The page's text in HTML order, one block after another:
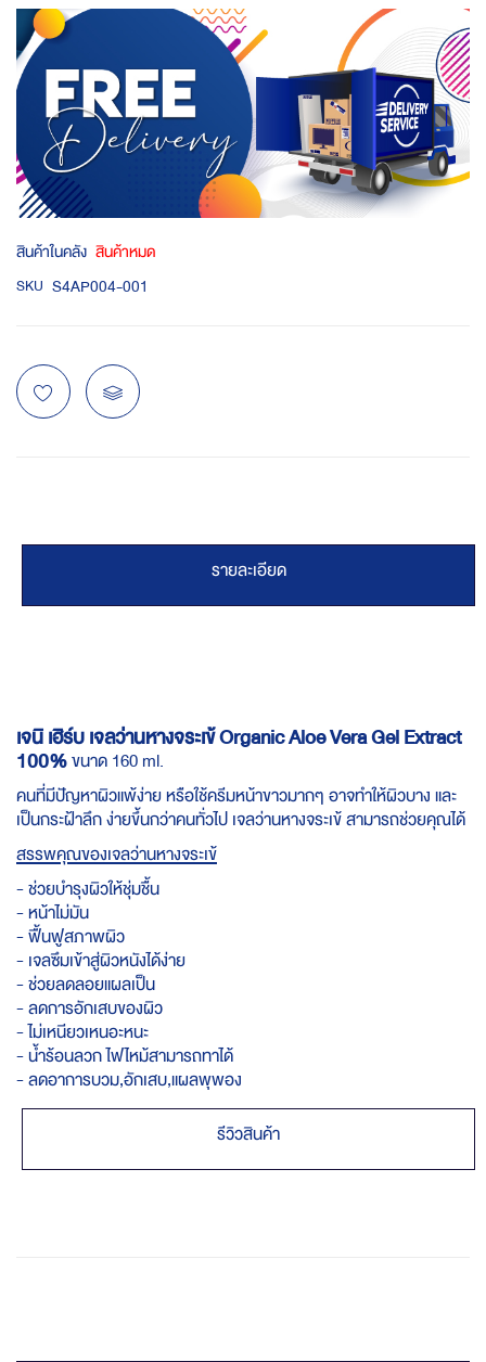
สินค้าในคลัง สินค้าหมด
SKU S4AP004-001
รายละเอียด
เจนิ เฮิร์บ เจลว่านหางจระเข้ Organic Aloe Vera Gel Extract
100%ขนาด 160 ml.
คนที่มีปัญหาผิวแพ้ง่าย หรือใช้ครีมหน้าขาวมากๆ อาจทำให้ผิวบาง และ
เป็นกระฝ้าลึก ง่ายขึ้นกว่าคนทั่วไป เจลว่านหางจระเข้ สามารถช่วยคุณได้
สรรพคุณของเจลว่านหางจระเข้
- ช่วยบำรุงผิวให้ชุ่มชื้น
- หน้าไม่มัน
- ฟื้นฟูสภาพผิว
- เจลซึมเข้าสู่ผิวหนังได้ง่าย
- ช่วยลดลอยแผลเป็น
- ลดการอักเสบของผิว
- ไม่เหนียวเหนอะหนะ
- น้ำร้อนลวก ไฟไหม้สามารถทาได้
- ลดอาการบวม,อักเสบ,แผลพุพอง
รีวิวสินค้า